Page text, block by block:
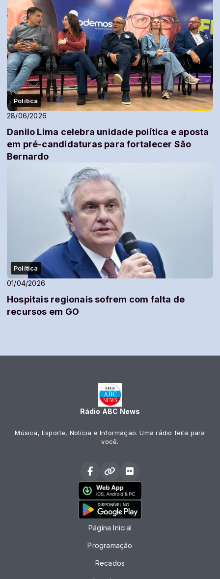
Política
28/06/2026
Danilo Lima celebra unidade política e aposta
em pré-candidaturas para fortalecer São
Bernardo
Política
01/04/2026
Hospitais regionais sofrem com falta de
recursos em GO
Rádio ABC News
Música, Esporte, Notícia e Informação. Uma rádio feita para
você.
Página Inicial
Programação
Recados